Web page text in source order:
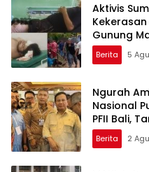
Aktivis
Gunung
Berita 5
Ngurah
Nasional
PFII Bali,
Berita 2